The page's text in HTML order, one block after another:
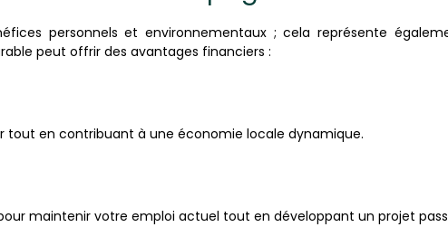
personnels et environnementaux ; cela représente
peut offrir des avantages financiers :
tout en contribuant à une économie locale dynamique.
maintenir votre emploi actuel tout en développant un projet